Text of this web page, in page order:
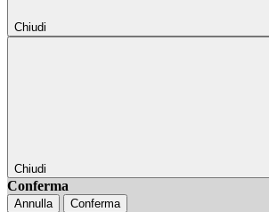
Chiudi
Chiudi
Conferma
Annulla Conferma